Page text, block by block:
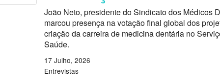
João Neto, presidente do Sindicato dos Médicos
marcou presença na votação final global dos
criação da carreira de medicina dentária no
Saúde.
17 Julho, 2026
Entrevistas